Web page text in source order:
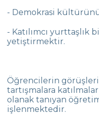
- Demokrasi
- Katılımcı yurttaşlık
yetiştirmektir.
Öğrencilerin
tartışmalara
olanak tanıyan
işlenmektedir.